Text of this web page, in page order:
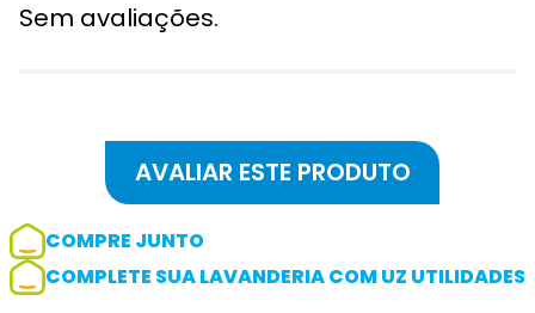
Adicionar avaliação
Sem avaliações.
COMPRE JUNTO
COMPLETE SUA LAVANDERIA COM UZ UTILIDADES